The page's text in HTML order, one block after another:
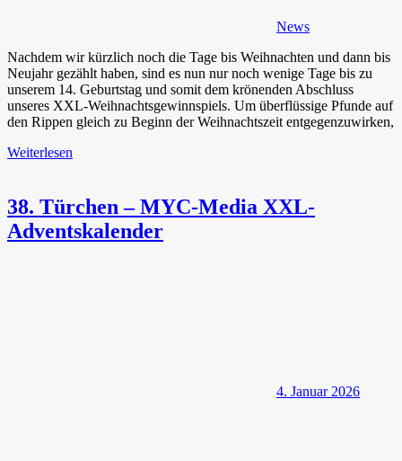
News
Nachdem wir kürzlich noch die Tage bis Weihnachten und dann bis
Neujahr gezählt haben, sind es nun nur noch wenige Tage bis zu
unserem 14. Geburtstag und somit dem krönenden Abschluss
unseres XXL-Weihnachtsgewinnspiels. Um überflüssige Pfunde auf
den Rippen gleich zu Beginn der Weihnachtszeit entgegenzuwirken,
Weiterlesen
38. Türchen – MYC-Media XXL-
Adventskalender
4. Januar 2026